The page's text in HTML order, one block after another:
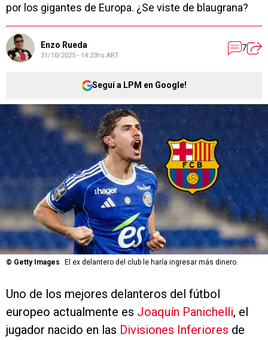
por los gigantes de Europa. ¿Se viste de blaugrana?
Enzo Rueda
31/10/2025 - 14:23hs ART
7
Seguí a LPM en Google!
© Getty Images El ex delantero del club le haría ingresar más dinero.
Uno de los mejores delanteros del fútbol
europeo actualmente es Joaquín Panichelli, el
jugador nacido en las Divisiones Inferiores de